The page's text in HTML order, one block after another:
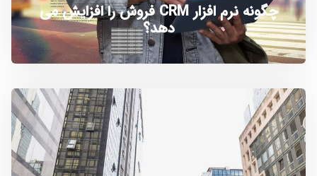
چگونه نرم افزار CRM فروش را افزایش می
دهد؟